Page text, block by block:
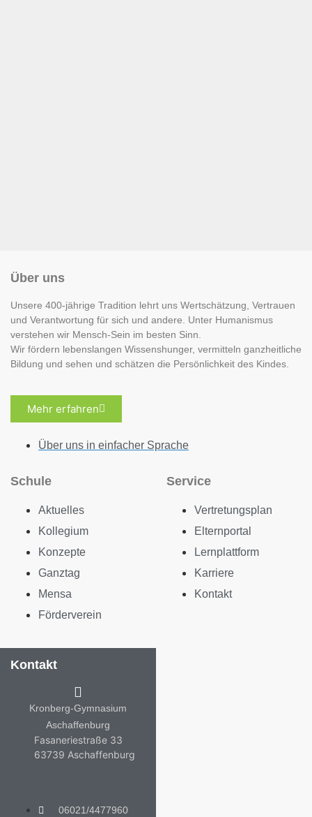
Über uns
Unsere 400-jährige Tradition lehrt uns Wertschätzung, Vertrauen
und Verantwortung für sich und andere. Unter Humanismus
verstehen wir Mensch-Sein im besten Sinn.
Wir fördern lebenslangen Wissenshunger, vermitteln ganzheitliche
Bildung und sehen und schätzen die Persönlichkeit des Kindes.
Mehr erfahren
Über uns in einfacher Sprache
Schule
Aktuelles
Kollegium
Konzepte
Ganztag
Mensa
Förderverein
Service
Vertretungsplan
Elternportal
Lernplattform
Karriere
Kontakt
Kontakt
Kronberg-Gymnasium
Aschaffenburg
Fasaneriestraße 33
63739 Aschaffenburg
06021/4477960